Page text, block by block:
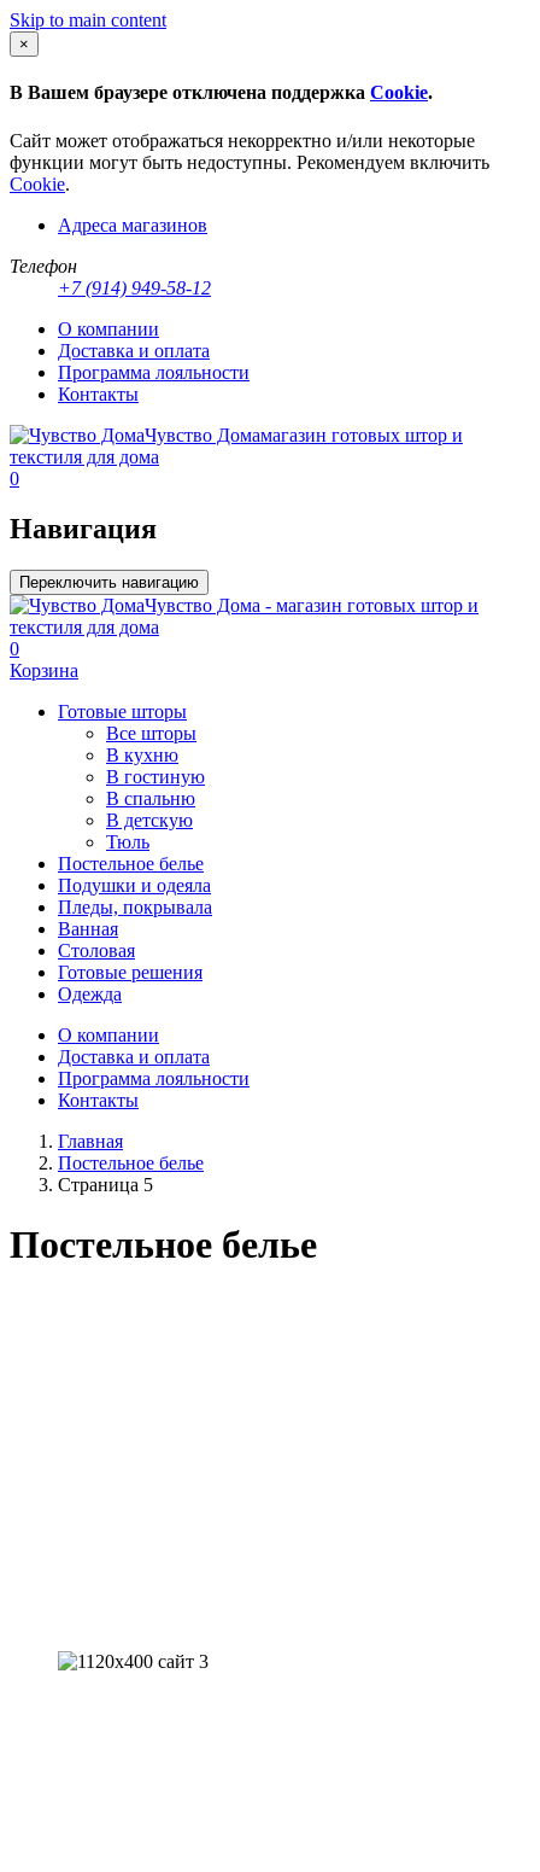
Skip to main content
×
В Вашем браузере отключена поддержка Cookie.
Сайт может отображаться некорректно и/или некоторые
функции могут быть недоступны. Рекомендуем включить
Cookie.
Адреса магазинов
Телефон
+7 (914) 949-58-12
О компании
Доставка и оплата
Программа лояльности
Контакты
Чувство Домамагазин готовых штор и
текстиля для дома
0
Навигация
Переключить навигацию
Чувство Дома - магазин готовых штор и
текстиля для дома
0
Корзина
Готовые шторы
Все шторы
В кухню
В гостиную
В спальню
В детскую
Тюль
Постельное белье
Подушки и одеяла
Пледы, покрывала
Ванная
Столовая
Готовые решения
Одежда
О компании
Доставка и оплата
Программа лояльности
Контакты
Главная
Постельное белье
Страница 5
Постельное белье